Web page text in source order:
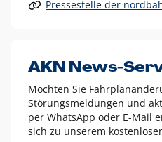
Alle anderen Logo-Varianten
Diese Ausnahmen sind zum
dem AKN Blau,
weißes Logo auf
schwarzes Logo für
Pressestelle der
AKN News-
Möchten Sie
Störungsmeldungen und
per WhatsApp oder E-Mail
sich zu unserem